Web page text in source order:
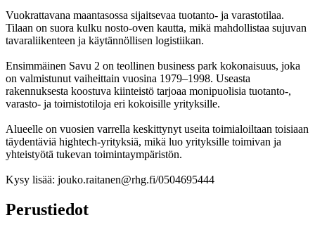
Vuokrattavana maantasossa sijaitsevaa tuotanto- ja varastotilaa.
Tilaan on suora kulku nosto-oven kautta, mikä mahdollistaa sujuvan
tavaraliikenteen ja käytännöllisen logistiikan.
Ensimmäinen Savu 2 on teollinen business park kokonaisuus, joka
on valmistunut vaiheittain vuosina 1979–1998. Useasta
rakennuksesta koostuva kiinteistö tarjoaa monipuolisia tuotanto-,
varasto- ja toimistotiloja eri kokoisille yrityksille.
Alueelle on vuosien varrella keskittynyt useita toimialoiltaan toisiaan
täydentäviä hightech-yrityksiä, mikä luo yrityksille toimivan ja
yhteistyötä tukevan toimintaympäristön.
Kysy lisää: jouko.raitanen@rhg.fi/0504695444
Perustiedot